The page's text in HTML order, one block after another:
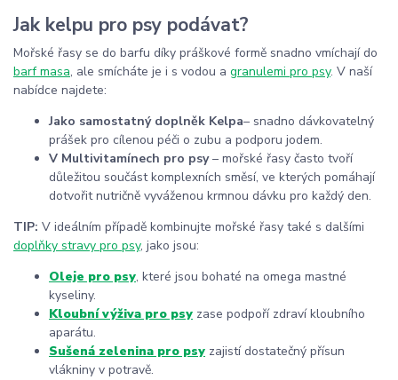
Jak kelpu pro psy podávat?
Mořské řasy se do barfu díky práškové formě snadno vmíchají do
barf masa, ale smícháte je i s vodou a granulemi pro psy. V naší
nabídce najdete:
Jako samostatný doplněk Kelpa– snadno dávkovatelný
prášek pro cílenou péči o zubu a podporu jodem.
V Multivitamínech pro psy– mořské řasy často tvoří
důležitou součást komplexních směsí, ve kterých pomáhají
dotvořit nutričně vyváženou krmnou dávku pro každý den.
TIP: V ideálním případě kombinujte mořské řasy také s dalšími
doplňky stravy pro psy, jako jsou:
Oleje pro psy, které jsou bohaté na omega mastné
kyseliny.
Kloubní výživa pro psy zase podpoří zdraví kloubního
aparátu.
Sušená zelenina pro psy zajistí dostatečný přísun
vlákniny v potravě.